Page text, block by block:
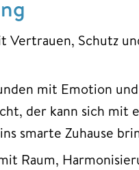
Vertrauen, Schutz
mit Emotion
der kann sich mit
smarte Zuhause
Raum,